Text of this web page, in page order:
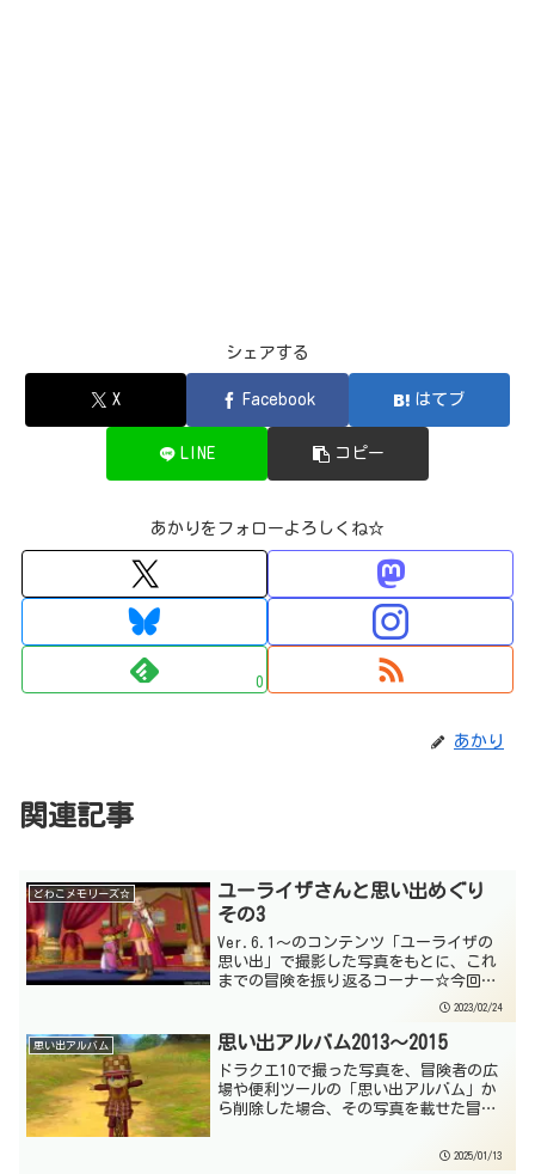
シェアする
X Facebook はてブ
LINE コピー
あかりをフォローよろしくね☆
0
あかり
関連記事
どわこメモリーズ☆
ユーライザさんと思い出めぐり
その3
Ver.6.1～のコンテンツ「ユーライザの
思い出」で撮影した写真をもとに、これ
までの冒険を振り返るコーナー☆今回の
記事では、Ver.2全体のストーリーに触れ
ている部分もあるので、ネタバレにはご
注意ください☆今回は、なんだか間をす
2023/02/24
思い出アルバム 思い出アルバム2013～2015
ドラクエ10で撮った写真を、冒険者の広
場や便利ツールの「思い出アルバム」か
ら削除した場合、その写真を載せた冒険
す。それを避けるために、お気に入りや
2025/01/13